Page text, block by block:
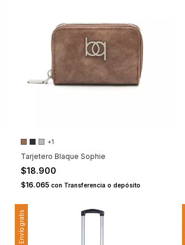
+1
Tarjetero Blaque Sophie
$18.900
$16.065con Transferencia o depósito
Envío gratis